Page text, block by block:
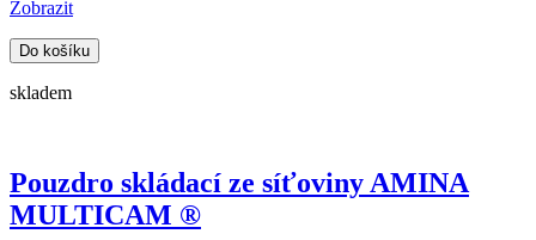
Zobrazit
Do košíku
skladem
Pouzdro skládací ze síťoviny AMINA
MULTICAM ®